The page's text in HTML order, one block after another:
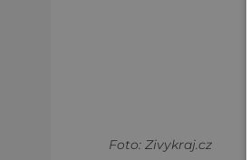
Foto: Zivykraj.cz